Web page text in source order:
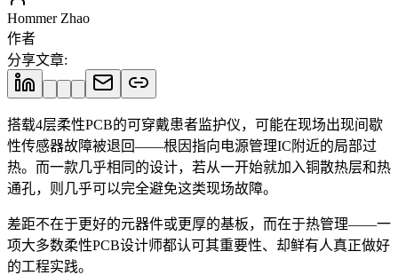
Hommer Zhao
作者
分享文章:
搭载4层柔性PCB的可穿戴患者监护仪，可能在现场出现间歇
性传感器故障被退回——根因指向电源管理IC附近的局部过
热。而一款几乎相同的设计，若从一开始就加入铜散热层和热
通孔，则几乎可以完全避免这类现场故障。
差距不在于更好的元器件或更厚的基板，而在于热管理——一
项大多数柔性PCB设计师都认可其重要性、却鲜有人真正做好
的工程实践。